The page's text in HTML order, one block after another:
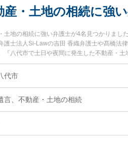
産・土地の相続に強
土地の相続に強い弁護士が4名見つかりま
護士法人Si-Lawの吉田 香織弁護士や髙橋法
『八代市で土日や夜間に発生した不動産・
『初回相談無料で不動産・土地の相続を法
代市
言、不動産・土地の相続